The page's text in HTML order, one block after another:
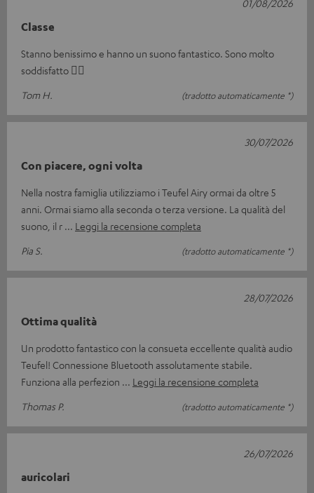
Classe
Stanno benissimo e hanno un suono fantastico. Sono molto
soddisfatto 👍🏻
Tom H.
(tradotto automaticamente *)
01/08/2026
Con piacere, ogni volta
Nella nostra famiglia utilizziamo i Teufel Airy ormai da oltre 5
anni. Ormai siamo alla seconda o terza versione. La qualità del
suono, il r
Leggi la recensione completa
Pia S.
(tradotto automaticamente *)
30/07/2026
Ottima qualità
Un prodotto fantastico con la consueta eccellente qualità audio
Teufel! Connessione Bluetooth assolutamente stabile.
Funziona alla perfezion
Leggi la recensione completa
Thomas P.
(tradotto automaticamente *)
28/07/2026
auricolari
26/07/2026